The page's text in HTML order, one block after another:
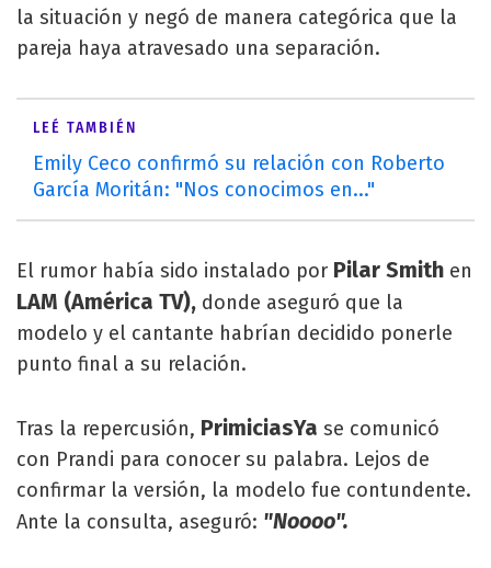
la situación y negó de manera categórica que la
pareja haya atravesado una separación.
LEÉ TAMBIÉN
Emily Ceco confirmó su relación con Roberto
García Moritán: "Nos conocimos en..."
El rumor había sido instalado por Pilar Smith en
LAM (América TV), donde aseguró que la
modelo y el cantante habrían decidido ponerle
punto final a su relación.
Tras la repercusión, PrimiciasYa se comunicó
con Prandi para conocer su palabra. Lejos de
confirmar la versión, la modelo fue contundente.
Ante la consulta, aseguró: "Noooo".